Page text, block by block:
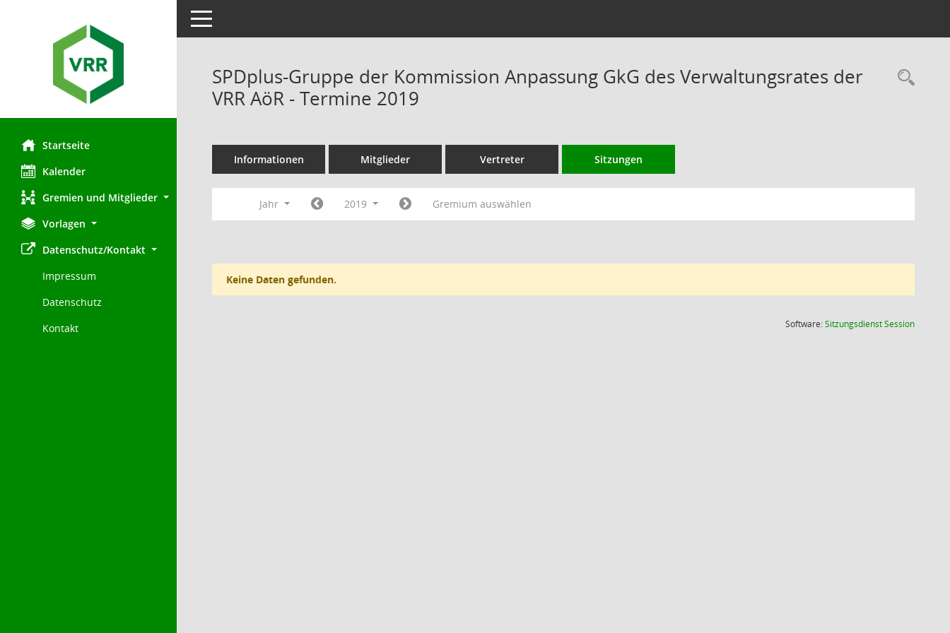
Startseite
Kalender
Gremien und Mitglieder
Vorlagen
Datenschutz/Kontakt
Impressum
Datenschutz
Kontakt
Toggle navigation
SPDplus-Gruppe der Kommission Anpassung GkG des Verwaltungsrates der
VRR AöR - Termine 2019
Informationen Mitglieder Vertreter Sitzungen
Jahr 2019 Gremium auswählen
Keine Daten gefunden.
Software:SitzungsdienstSession(Wird in